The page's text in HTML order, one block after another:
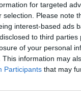
for targeted
selection. Please note
interest-based ads
to third
of your personal
This information may
Participants that may